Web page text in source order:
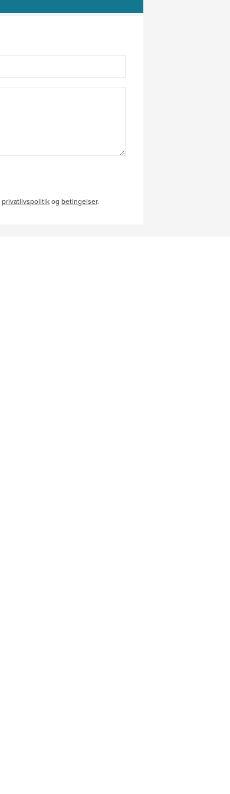
privatlivspolitik og betingelser.